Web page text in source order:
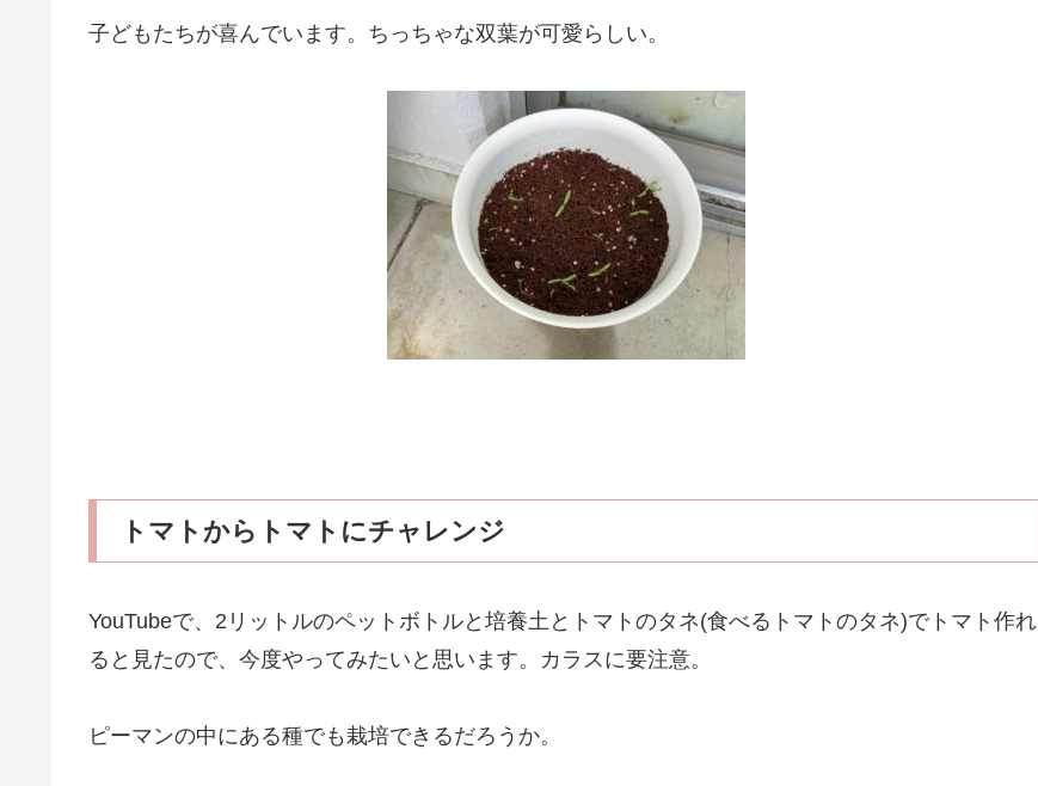
子どもたちが喜んでいます。ちっちゃな双葉が可愛らしい。
トマトからトマトにチャレンジ
YouTubeで、2リットルのペットボトルと培養土とトマトのタネ(食べるトマトのタネ)でトマト作れ
ると見たので、今度やってみたいと思います。カラスに要注意。
ピーマンの中にある種でも栽培できるだろうか。